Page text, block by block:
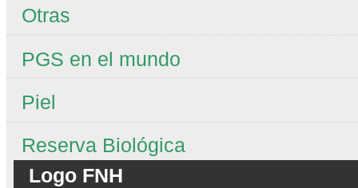
Otras
PGS en el mundo
Piel
Reserva Biológica
Logo FNH